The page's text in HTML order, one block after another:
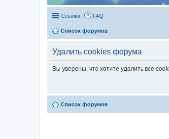
Ссылки FAQ
Список форумов
Удалить cookies форума
Вы уверены, что хотите удалить все
Список форумов